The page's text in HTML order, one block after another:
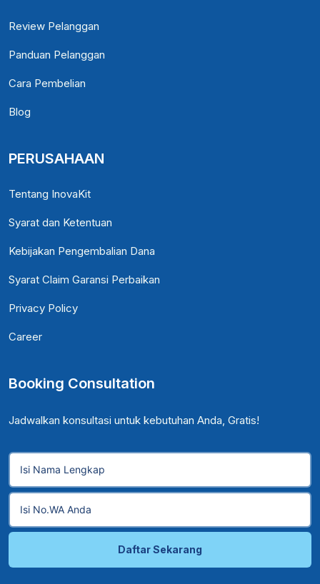
Review Pelanggan
Panduan Pelanggan
Cara Pembelian
Blog
PERUSAHAAN
Tentang InovaKit
Syarat dan Ketentuan
Kebijakan Pengembalian Dana
Syarat Claim Garansi Perbaikan
Privacy Policy
Career
Booking Consultation
Jadwalkan konsultasi untuk kebutuhan Anda, Gratis!
Daftar Sekarang